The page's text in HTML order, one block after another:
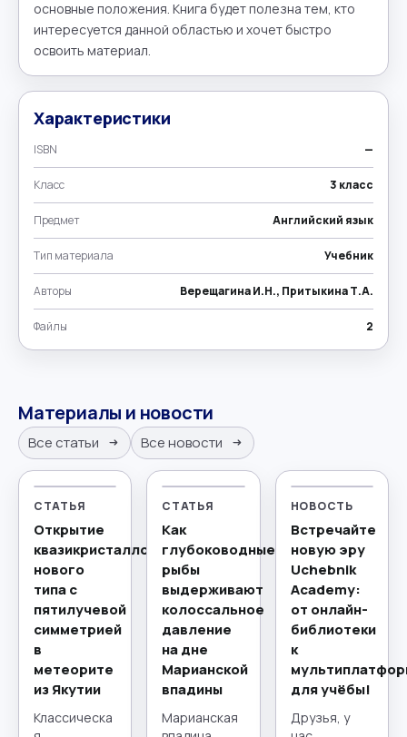
основные положения. Книга будет полезна тем, кто
интересуется данной областью и хочет быстро
освоить материал.
Характеристики
ISBN —
Класс 3 класс
Предмет Английский язык
Тип материала Учебник
Авторы Верещагина И.Н., Притыкина Т.А.
Файлы 2
Материалы и новости
Все статьи Все новости
СТАТЬЯ
Открытие
квазикристаллов
нового
типа с
пятилучевой
симметрией
в
метеорите
из Якутии
Классическа
СТАТЬЯ
Как
глубоководные
рыбы
выдерживают
колоссальное
давление
на дне
Марианской
впадины
Марианская
НОВОСТЬ
Встречайте
новую эру
Uchebnik
Academy:
от онлайн-
библиотеки
к
для учёбы!
Друзья, у